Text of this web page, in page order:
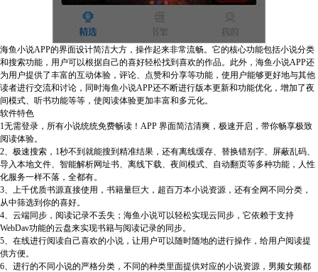
海鱼小说APP的界面设计简洁大方，操作起来非常流畅。它的核心功能包括小说分类
和搜索功能，用户可以根据自己的喜好轻松找到喜欢的作品。此外，海鱼小说APP还
为用户提供了丰富的互动体验，评论、点赞和分享等功能，使用户能够更好地与其他
读者进行交流和讨论，同时海鱼小说APP还不断进行版本更新和功能优化，增加了夜
间模式、听书功能等等，使阅读体验更加丰富和多元化。
软件特色
1无需登录，所有小说统统免费畅读！APP 界面简洁清爽，极速开启，带你畅享极致
阅读体验。
2、极速搜索，1秒不到就能搜到精准结果，还有离线缓存、替换错别字、屏蔽乱码、
导入本地文件、智能解析网址书、离线下载、夜间模式、自动翻页等多种功能，人性
化服务一样不落，全都有。
3、上千优质书源直接使用，书籍量巨大，超百万本小说资源，还有全网不同分类，
从中筛选到你的喜好。
4、云端同步，阅读记录不丢失；海鱼小说可以轻松实现云同步，它依赖于支持
WebDav功能的云盘来实现书籍与阅读记录的同步。
5、在线进行阅读自己喜欢的小说，让用户可以随时随地的进行操作，给用户阅读提
供方便。
6、进行的不同小说的严格分类，不同的种类里面提供对应的小说资源，男频女频都